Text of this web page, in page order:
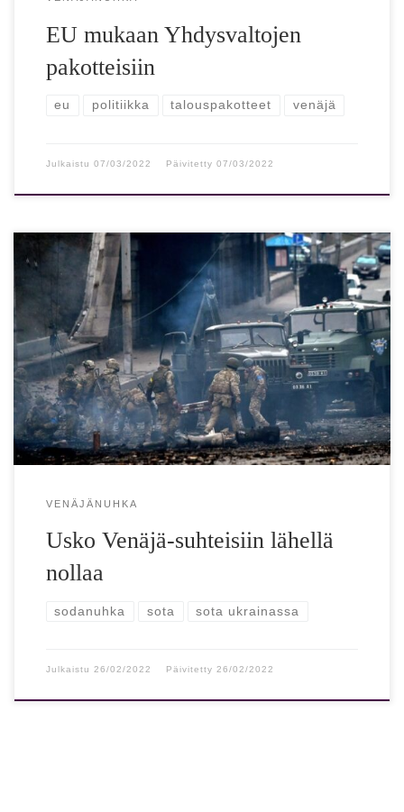
EU mukaan Yhdysvaltojen
pakotteisiin
eu politiikka talouspakotteet venäjä
Julkaistu 07/03/2022 Päivitetty 07/03/2022
”Suomalaisten usko toimivan Venäjä-suhteen tulevaisuuteen
lähellä nollaa” Ulkopoliittisen instituutin johtaja Mika
Aaltolan mukaan Venäjä on romuttanut luottamuksen.
Ulkopoliittisen instituutin johtaja Mika […]
VENÄJÄNUHKA
Usko Venäjä-suhteisiin lähellä
nollaa
sodanuhka sota sota ukrainassa
Julkaistu 26/02/2022 Päivitetty 26/02/2022